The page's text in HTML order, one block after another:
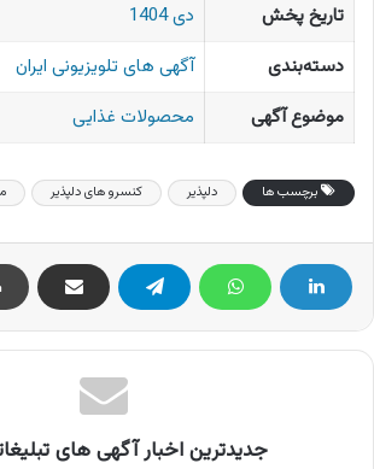
تاریخ پخش
دی 1404
دسته‌بندی
آگهی های تلویزیونی ایران
موضوع آگهی
محصولات غذایی
برچسب ها دلپذیر کنسرو های دلپذیر
جدیدترین اخبار آگهی های